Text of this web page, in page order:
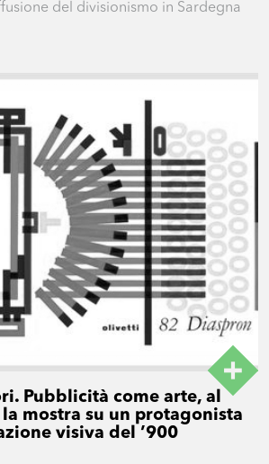
del divisionismo in Sardegna
Pubblicità come arte, al
mostra su un protagonista
visiva del ’900